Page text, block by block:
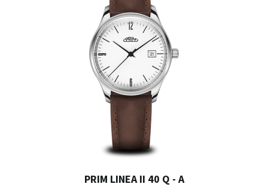
PRIM LINEA II 40 Q - A